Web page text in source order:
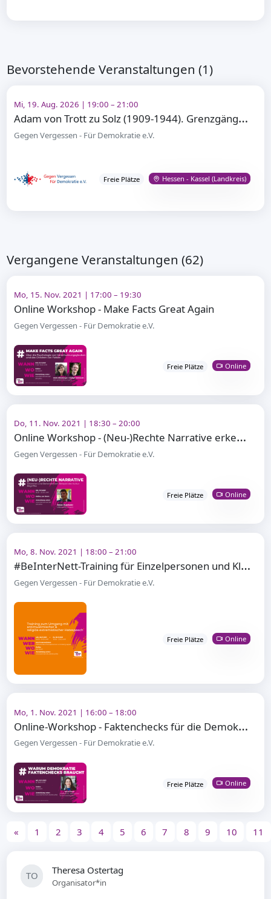
Bevorstehende Veranstaltungen (1)
Mi, 19. Aug. 2026 | 19:00 – 21:00
A
dam von Trott zu Solz (1909-1944). Grenzgänger – Widerstandskämpfer gegen Adolf Hitler
Gegen Vergessen - Für Demokratie e.V.
Freie Plätze Hessen - Kassel (Landkreis)
Vergangene Veranstaltungen (62)
Mo, 15. Nov. 2021 | 17:00 – 19:30
Online Workshop - Make Facts Great Again
Gegen Vergessen - Für Demokratie e.V.
Freie Plätze Online
Do, 11. Nov. 2021 | 18:30 – 20:00
O
nline Workshop - (Neu-)Rechte Narrative erkennen und benennen
Gegen Vergessen - Für Demokratie e.V.
Freie Plätze Online
Mo, 8. Nov. 2021 | 18:00 – 21:00
#
BeInterNett-Training für Einzelpersonen und Kleingruppen
Gegen Vergessen - Für Demokratie e.V.
Freie Plätze Online
Mo, 1. Nov. 2021 | 16:00 – 18:00
O
nline-Workshop - Faktenchecks für die Demokratie
Gegen Vergessen - Für Demokratie e.V.
Freie Plätze Online
« 1 2 3 4 5 6 7 8 9 10 11
TO Theresa Ostertag
Organisator*in